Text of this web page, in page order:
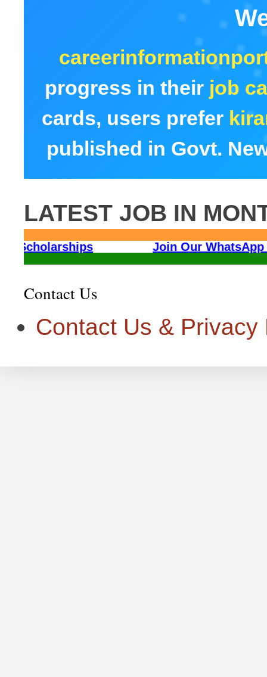
progress in their job
cards, users prefer
published in Govt.
LATEST JOB IN
All India Scholarships Join
Contact Us
Contact Us &